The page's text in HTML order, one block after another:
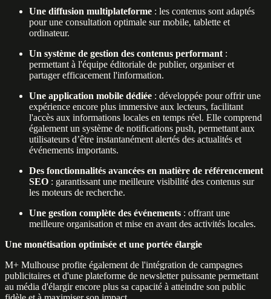
Une diffusion multiplateforme : les contenus sont adaptés
pour une consultation optimale sur mobile, tablette et
ordinateur.
Un système de gestion des contenus performant :
permettant à l'équipe éditoriale de publier, organiser et
partager efficacement l'information.
Une application mobile dédiée : développée pour offrir une
expérience encore plus immersive aux lecteurs, facilitant
l'accès aux informations locales en temps réel. Elle comprend
également un système de notifications push, permettant aux
utilisateurs d’être instantanément alertés des actualités et
événements importants.
Des fonctionnalités avancées en matière de référencement
SEO : garantissant une meilleure visibilité des contenus sur
les moteurs de recherche.
Une gestion complète des événements : offrant une
meilleure organisation et mise en avant des activités locales.
Une monétisation optimisée et une portée élargie
M+ Mulhouse profite également de l'intégration de campagnes
publicitaires et d'une plateforme de newsletter puissante permettant
au média d'élargir encore plus sa capacité à atteindre son public